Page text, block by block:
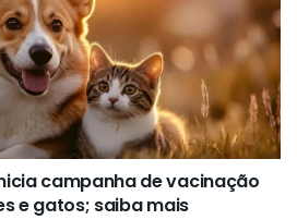
campanha de vacinação
e gatos; saiba mais